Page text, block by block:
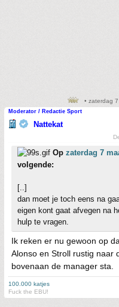
• zaterdag
Moderator / Redactie Sport
Nattekat
Op zaterdag 7
volgende:
[..]
dan moet je toch eens na
eigen kont gaat afvegen na
hulp te vragen.
Ik reken er nu gewoon op
Alonso en Stroll rustig naar
bovenaan de manager sta.
100.000 katjes
Fuck the EBU!